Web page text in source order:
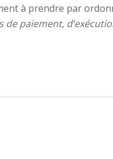
à prendre par
de paiement,